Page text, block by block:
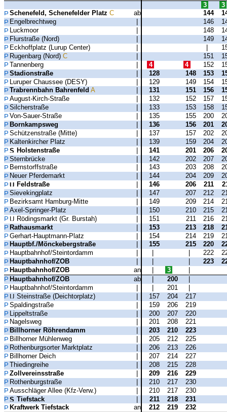
3
3
Schenefeld, Schenefelder Platz C ab 144
Engelbrechtweg
146
Luckmoor
148
Flurstraße (Nord)
149
Eckhoffplatz (Lurup Center)
Rugenbarg (Nord)C 151
Tannenberg
4 4 152
Stadionstraße
| 128 148 153
Luruper Chaussee (DESY)
| 129 149 154
Trabrennbahn Bahrenfeld A 131 151 156
August-Kirch-Straße
132 152 157
Silcherstraße
133 153 158
Von-Sauer-Straße
135 155 200
Bornkampsweg
136 156 201
Schützenstraße (Mitte)
137 157 202
Kaltenkircher Platz
139 159 204
Holstenstraße
| 141 201 206
Sternbrücke
| 142 202 207
Bernstorffstraße
143 203 208
Neuer Pferdemarkt
144 204 209
Feldstraße
146 206 211
Sievekingplatz
147 207 212
Bezirksamt Hamburg-Mitte
149 209 214
Axel-Springer-Platz
150 210 215
Rödingsmarkt (Gr. Burstah)
151 211 216
Rathausmarkt
| 153 213 218
Gerhart-Hauptmann-Platz
| 154 214 219
Hauptbf./Mönckebergstraße
155 215 220
Hauptbahnhof/Steintordamm
222
Hauptbahnhof/ZOB
223
Hauptbahnhof/ZOB
an 3
Hauptbahnhof/ZOB
ab 200
Hauptbahnhof/Steintordamm
201
Steinstraße (Deichtorplatz)
157 204
217
Spaldingstraße
| 159 206
219
Lippeltstraße
| 200 207
220
Nagelsweg
201 208
221
Billhorner Röhrendamm
203 210
223
Billhorner Mühlenweg
205 212
225
Rothenburgsorter Marktplatz
206 213
226
Billhorner Deich
207 214
227
Thiedingreihe
208 215
228
Zollvereinsstraße
209 216
229
Rothenburgstraße
| 210 217
230
Ausschläger Allee (Kfz-Verw.)
| 210 217
230
Tiefstack
| 211 218
231
Kraftwerk Tiefstack
an 212 219 232